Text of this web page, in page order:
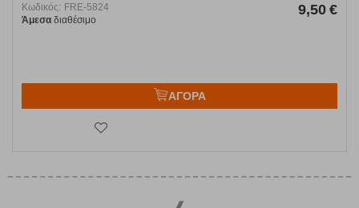
Κωδικός: FRE-5824
Άμεσα διαθέσιμο
9,50 €
ΑΓΟΡΑ